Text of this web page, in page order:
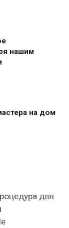
нашим
на дом
для